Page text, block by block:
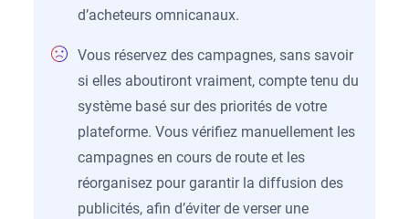
d’acheteurs omnicanaux.
Vous réservez des campagnes, sans savoir
si elles aboutiront vraiment, compte tenu du
système basé sur des priorités de votre
plateforme. Vous vérifiez manuellement les
campagnes en cours de route et les
réorganisez pour garantir la diffusion des
publicités, afin d’éviter de verser une